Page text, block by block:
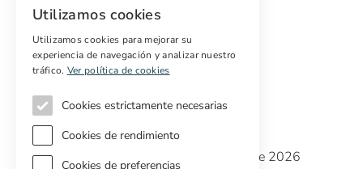
Compradores internacionales
Propiedades off-market
Servicios para compradores
Copyright © Cottage Properties Real Estate 2026
Utilizamos cookies
Utilizamos cookies para mejorar su
experiencia de navegación y analizar nuestro
tráfico. Ver política de cookies
Cookies estrictamente necesarias
Cookies de rendimiento
Cookies de preferencias